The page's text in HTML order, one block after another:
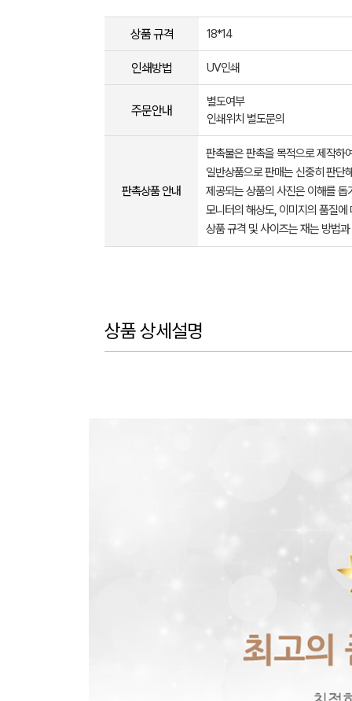
상품 규격 18*14
인쇄방법 UV인쇄
주문안내
별도여부
인쇄위치 별도문의
판촉상품 안내
판촉물은 판촉을 목적으로 제작하
일반상품으로 판매는 신중히 판단
제공되는 상품의 사진은 이해를
모니터의 해상도, 이미지의 품질
상품 규격 및 사이즈는 재는 방법
상품 상세설명